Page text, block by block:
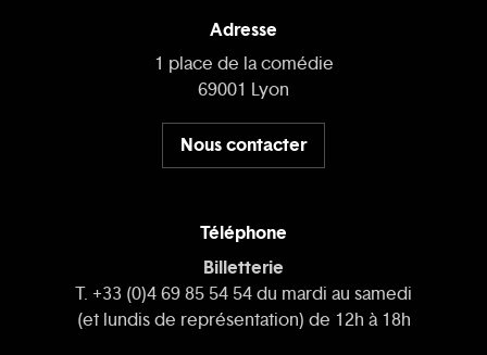
Adresse
1 place de la comédie
69001 Lyon
Nous contacter
Téléphone
Billetterie
T. +33 (0)4 69 85 54 54 du mardi au samedi
(et lundis de représentation) de 12h à 18h